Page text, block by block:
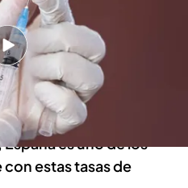
Patricia Pereda
la atención a sus los
países vacunan
enfermedades
es uno de los
estas tasas de